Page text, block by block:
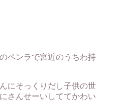
ペンラで宮近のうちわ持
にそっくりだし子供の世
さんせーいしててかわい